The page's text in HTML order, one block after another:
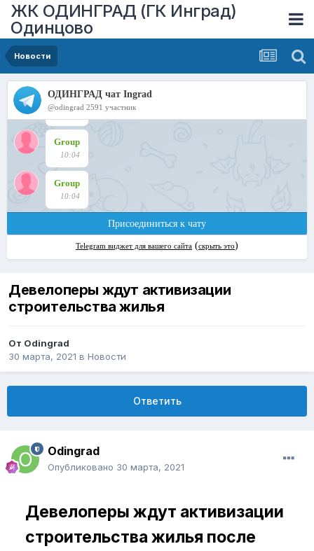
ЖК ОДИНГРАД (ГК Инград)
Одинцово
Новости
Девелоперы ждут активизации
строительства жилья
От Odingrad
30 марта, 2021 в Новости
Ответить
Odingrad
Опубликовано 30 марта, 2021
Девелоперы ждут активизации
строительства жилья после